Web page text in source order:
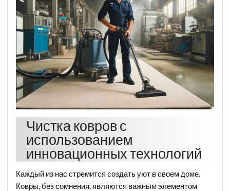
Чистка ковров с
использованием
инновационных технологий
Каждый из нас стремится создать уют в своем доме.
Ковры, без сомнения, являются важным элементом